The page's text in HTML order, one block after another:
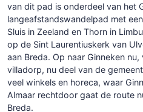
van dit pad is onderdeel van het
langeafstandswandelpad met
Sluis in Zeeland en Thorn in
op de Sint Laurentiuskerk van
aan Breda. Op naar Ginneken
villadorp, nu deel van de
veel winkels en horeca, waar
Almaar rechtdoor gaat de route
Breda.